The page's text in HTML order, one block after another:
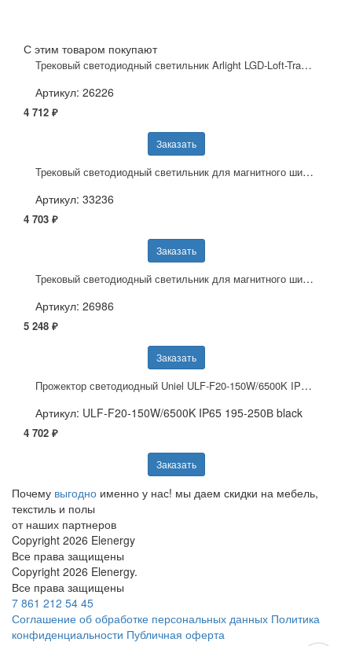
С этим товаром покупают
Трековый светодиодный светильник Arlight LGD-Loft-Track-4TR-S170-10W White6000 026226
Артикул: 26226
4 712 ₽
Заказать
Трековый светодиодный светильник для магнитного шинопровода Arlight Mag-Dots-25-L600-18W Day4000 033236
Артикул: 33236
4 703 ₽
Заказать
Трековый светодиодный светильник для магнитного шинопровода Arlight Mag-Flat-Fold-45-S205-6W Day4000 026986
Артикул: 26986
5 248 ₽
Заказать
Прожектор светодиодный Uniel ULF-F20-150W/6500K IP65 195-250В black UL-00005157
Артикул: ULF-F20-150W/6500K IP65 195-250В black
4 702 ₽
Заказать
Почему выгодно именно у нас! мы даем скидки на мебель,
текстиль и полы
от наших партнеров
Copyright 2026 Elenergy
Все права защищены
Copyright 2026 Elenergy.
Все права защищены
7 861 212 54 45
Соглашение об обработке персональных данных Политика
конфиденциальности Публичная оферта